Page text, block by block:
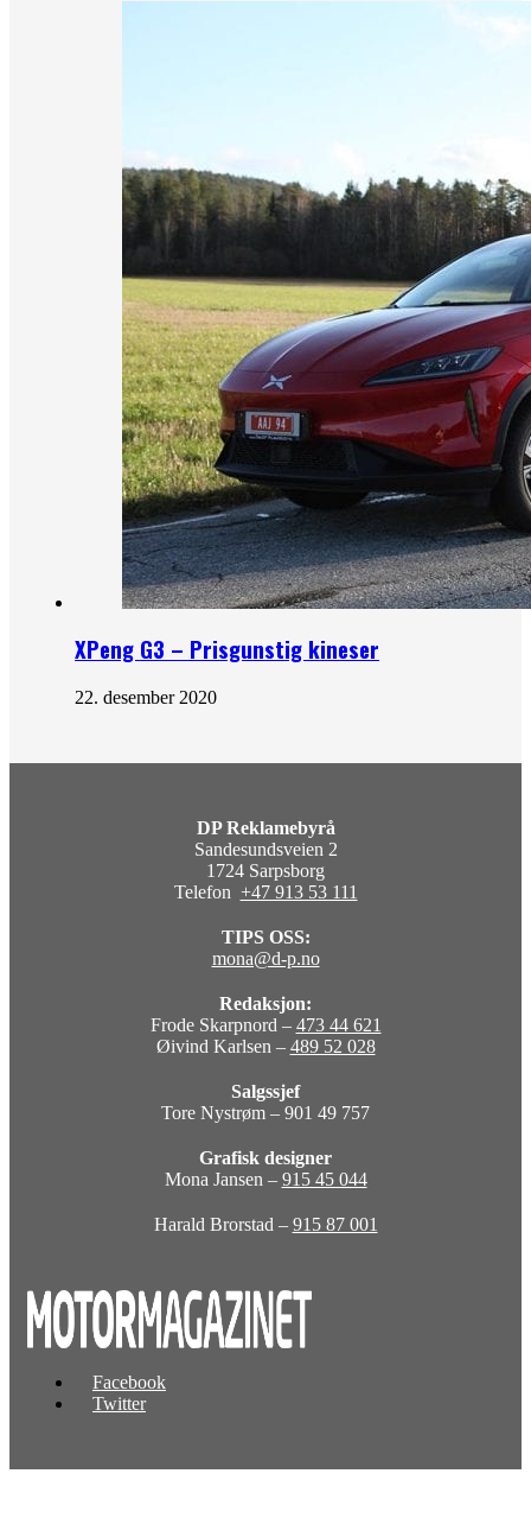
XPeng G3 – Prisgunstig kineser
22. desember 2020
DP Reklamebyrå
Sandesundsveien 2
1724 Sarpsborg
Telefon +47 913 53 111
TIPS OSS:
mona@d-p.no
Redaksjon:
Frode Skarpnord – 473 44 621
Øivind Karlsen – 489 52 028
Salgssjef
Tore Nystrøm – 901 49 757
Grafisk designer
Mona Jansen – 915 45 044
Harald Brorstad – 915 87 001
Facebook
Twitter